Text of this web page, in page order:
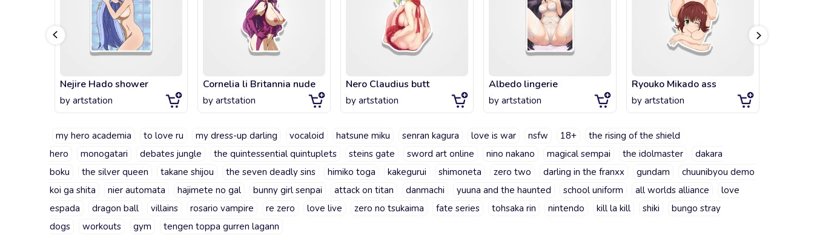
Nejire Hado shower
by artstation
Cornelia li Britannia nude
by artstation
Nero Claudius butt
by artstation
Albedo lingerie
by artstation
Ryouko Mikado ass
by artstation
my hero academia to love ru my dress-up darling vocaloid hatsune miku senran kagura love is war nsfw 18+
the rising of the shield
hero
monogatari debates jungle the quintessential quintuplets steins gate sword art online nino nakano magical sempai the idolmaster
dakara
boku
the silver queen takane shijou the seven deadly sins himiko toga kakegurui shimoneta zero two darling in the franxx gundam
chuunibyou demo
koi ga shita
nier automata hajimete no gal bunny girl senpai attack on titan danmachi yuuna and the haunted school uniform all worlds alliance
love
espada
dragon ball villains rosario vampire re zero love live zero no tsukaima fate series tohsaka rin nintendo kill la kill shiki
bungo stray
dogs
workouts gym tengen toppa gurren lagann